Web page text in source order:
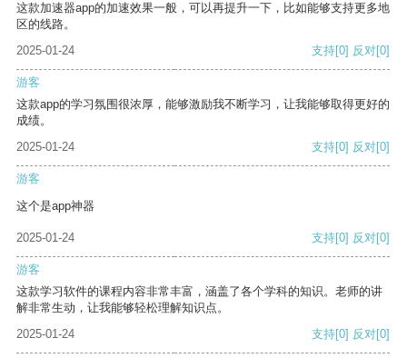
这款加速器app的加速效果一般，可以再提升一下，比如能够支持更多地
区的线路。
2025-01-24
支持[0] 反对[0]
游客
这款app的学习氛围很浓厚，能够激励我不断学习，让我能够取得更好的
成绩。
2025-01-24
支持[0] 反对[0]
游客
这个是app神器
2025-01-24 支持[0] 反对[0]
游客
这款学习软件的课程内容非常丰富，涵盖了各个学科的知识。老师的讲
解非常生动，让我能够轻松理解知识点。
2025-01-24
支持[0] 反对[0]